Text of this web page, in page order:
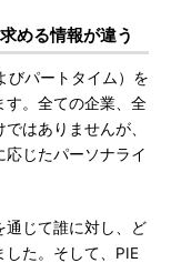
める情報が違う
びパートタイム）を
す。全ての企業、全
はありませんが、
じたパーソナライ
じて誰に対し、ど
した。そして、PIE